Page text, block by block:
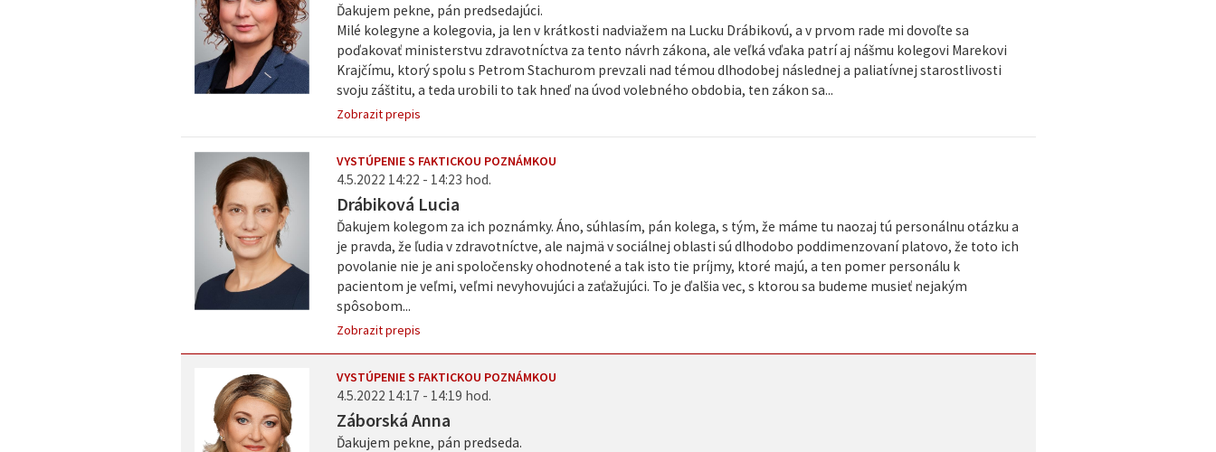
Ďakujem pekne, pán predsedajúci.
Milé kolegyne a kolegovia, ja len v krátkosti nadviažem na Lucku Drábikovú, a v prvom rade mi dovoľte sa
poďakovať ministerstvu zdravotníctva za tento návrh zákona, ale veľká vďaka patrí aj nášmu kolegovi Marekovi
Krajčímu, ktorý spolu s Petrom Stachurom prevzali nad témou dlhodobej následnej a paliatívnej starostlivosti
svoju záštitu, a teda urobili to tak hneď na úvod volebného obdobia, ten zákon sa...
Zobrazit prepis
VYSTÚPENIE S FAKTICKOU POZNÁMKOU
4.5.2022 14:22 - 14:23 hod.
Drábiková Lucia
Ďakujem kolegom za ich poznámky. Áno, súhlasím, pán kolega, s tým, že máme tu naozaj tú personálnu otázku a
je pravda, že ľudia v zdravotníctve, ale najmä v sociálnej oblasti sú dlhodobo poddimenzovaní platovo, že toto ich
povolanie nie je ani spoločensky ohodnotené a tak isto tie príjmy, ktoré majú, a ten pomer personálu k
pacientom je veľmi, veľmi nevyhovujúci a zaťažujúci. To je ďalšia vec, s ktorou sa budeme musieť nejakým
spôsobom...
Zobrazit prepis
VYSTÚPENIE S FAKTICKOU POZNÁMKOU
4.5.2022 14:17 - 14:19 hod.
Záborská Anna
Ďakujem pekne, pán predseda.